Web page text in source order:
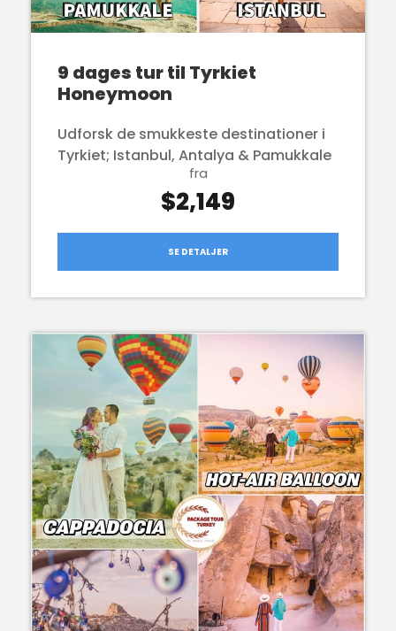
9 dages tur til Tyrkiet
Honeymoon
Udforsk de smukkeste destinationer i
Tyrkiet; Istanbul, Antalya & Pamukkale
fra
$2,149
SE DETALJER